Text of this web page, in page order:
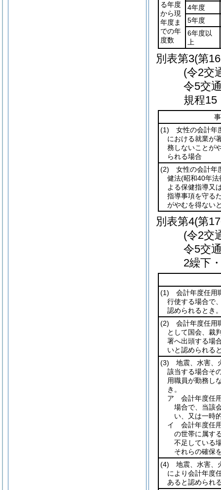
る年度
から現
年度ま
での年
度数
4年度
5年度
6年度以
上
別表第3(第
(令2交
令5交
規程15
(1) 女性の会計年
における就業が
務しないことが
られる場合
(2) 女性の会計年
健法(昭和40年法
よる保健指導又
指導事項を守る
がやむを得ない
別表第4(第
(令2交
令5交
2繰下
(1) 会計年度任用
行使する場合で
認められるとき
(2) 会計年度任用
として国会、裁
署へ出頭する場
いと認められる
(3) 地震、水害、
該当する場合そ
用職員が勤務し
き。
ア 会計年度任
場合で、当該
い、又は一時
イ 会計年度任
の世帯に属す
不足している
それらの確保
(4) 地震、水害、
により会計年度
あると認められ